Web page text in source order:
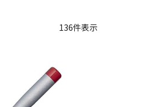
136件表示